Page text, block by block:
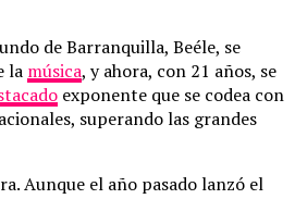
de Barranquilla, Beéle, se
la música, y ahora, con 21 años, se
exponente que se codea con
superando las grandes
Aunque el año pasado lanzó el